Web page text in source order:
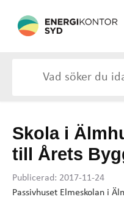
Skola i
till Årets
Publicerad: 2017-11-24
Passivhuset Elmeskolan i